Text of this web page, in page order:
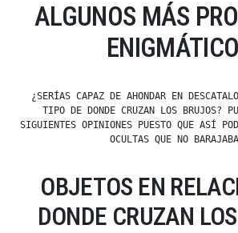
ALGUNOS MÁS
¿SERÍAS CAPAZ DE AHONDAR EN
TIPO DE DONDE CRUZAN LOS BRUJOS?
SIGUIENTES OPINIONES PUESTO QUE ASÍ
OCULTAS QUE NO
OBJETOS EN
DONDE CRUZAN